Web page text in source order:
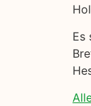
Es